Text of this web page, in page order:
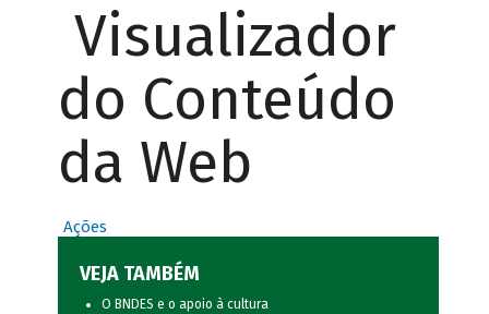
Visualizador
do Conteúdo
da Web
Ações
VEJA TAMBÉM
O BNDES e o apoio à cultura